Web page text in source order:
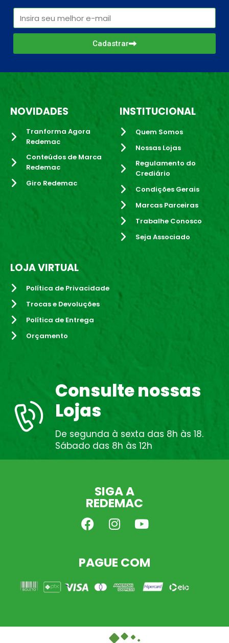
Cadastrar
NOVIDADES
Tranforma Agora
Redemac
Conteúdos de Marca
Redemac
Giro Redemac
INSTITUCIONAL
Quem Somos
Nossas Lojas
Regulamento do
Crediário
Condições Gerais
Marcas Parceiras
Trabalhe Conosco
Seja Associado
LOJA VIRTUAL
Política de Privacidade
Trocas e Devoluções
Política de Entrega
Orçamento
Consulte nossas
Lojas
De segunda à sexta das 8h às 18.
Sábado das 8h às 12h
SIGA A
REDEMAC
PAGUE COM